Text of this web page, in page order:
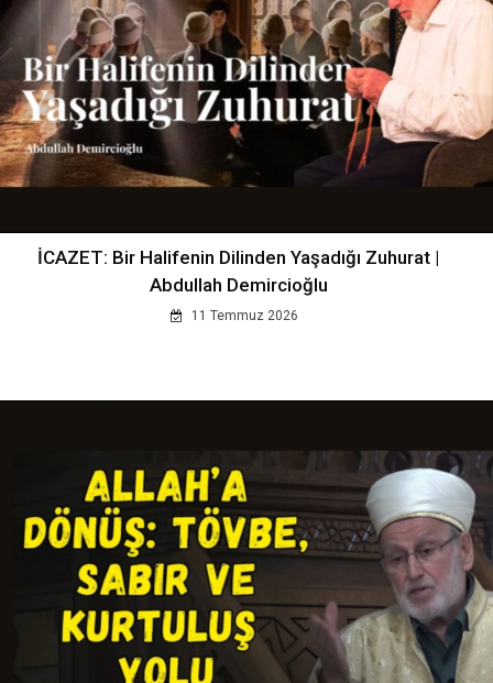
İCAZET: Bir Halifenin Dilinden Yaşadığı Zuhurat |
Abdullah Demircioğlu
11 Temmuz 2026